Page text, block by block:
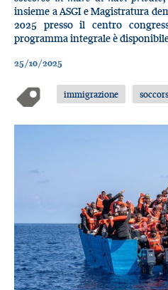
insieme a ASGI e Magistratura
2025 presso il centro
programma integrale è
25/10/2025
immigrazione